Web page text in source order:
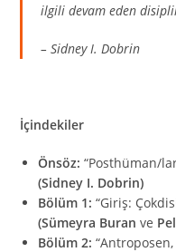
ilgili devam eden
– Sidney I. Dobrin
İçindekiler
Önsöz: “Posthüman/
(Sidney I. Dobrin)
Bölüm 1:“Giriş:
(Sümeyra Buranve
Bölüm 2: